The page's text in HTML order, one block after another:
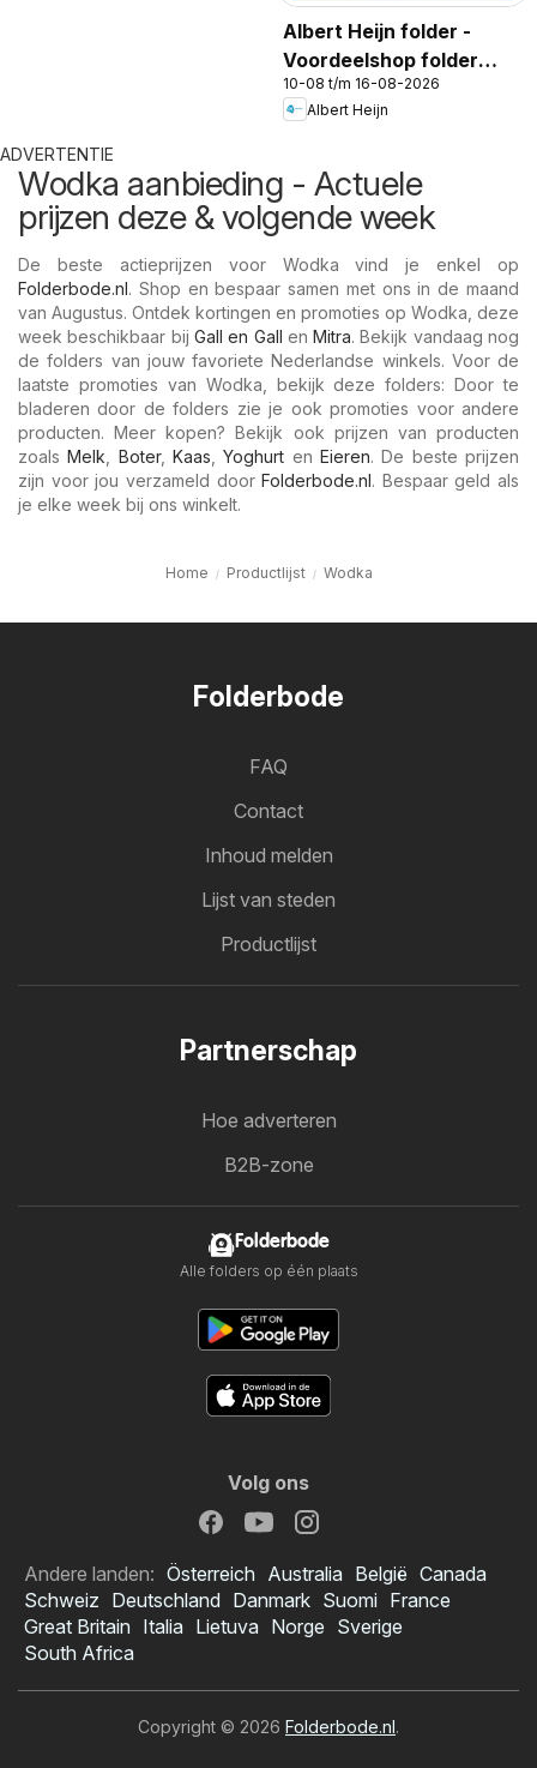
Albert Heijn folder -
Voordeelshop folder
week 33
10-08 t/m 16-08-2026
Albert Heijn
ADVERTENTIE
Wodka aanbieding - Actuele
prijzen deze & volgende week
De beste actieprijzen voor Wodka vind je enkel op
Folderbode.nl. Shop en bespaar samen met ons in de maand
van Augustus. Ontdek kortingen en promoties op Wodka, deze
week beschikbaar bij Gall en Gall enMitra. Bekijk vandaag nog
de folders van jouw favoriete Nederlandse winkels. Voor de
laatste promoties van Wodka, bekijk deze folders: Door te
bladeren door de folders zie je ook promoties voor andere
producten. Meer kopen? Bekijk ook prijzen van producten
zoalsMelk Boter,Kaas ,Yoghurt enEieren. De beste prijzen
zijn voor jou verzameld doorFolderbode.nl. Bespaar geld als
je elke week bij ons winkelt.
Home Productlijst Wodka
Folderbode
FAQ
Contact
Inhoud melden
Lijst van steden
Productlijst
Partnerschap
Hoe adverteren
B2B-zone
Folderbode
Alle folders op één plaats
Volg ons
Andere landen: Österreich Australia België Canada
Schweiz Deutschland Danmark Suomi France
Great Britain Italia Lietuva Norge Sverige
South Africa
Copyright © 2026 Folderbode.nl.